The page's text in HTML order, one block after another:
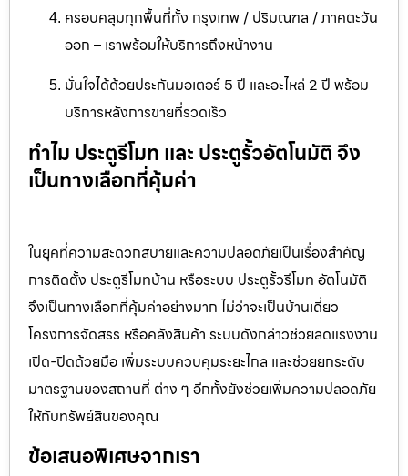
ครอบคลุมทุกพื้นที่ทั้ง กรุงเทพ / ปริมณฑล / ภาคตะวัน
ออก – เราพร้อมให้บริการถึงหน้างาน
มั่นใจได้ด้วยประกันมอเตอร์ 5 ปี และอะไหล่ 2 ปี พร้อม
บริการหลังการขายที่รวดเร็ว
ทำไม ประตูรีโมท และ ประตูรั้วอัตโนมัติ จึง
เป็นทางเลือกที่คุ้มค่า
ในยุคที่ความสะดวกสบายและความปลอดภัยเป็นเรื่องสำคัญ
การติดตั้ง ประตูรีโมทบ้าน หรือระบบ ประตูรั้วรีโมท อัตโนมัติ
จึงเป็นทางเลือกที่คุ้มค่าอย่างมาก ไม่ว่าจะเป็นบ้านเดี่ยว
โครงการจัดสรร หรือคลังสินค้า ระบบดังกล่าวช่วยลดแรงงาน
เปิด-ปิดด้วยมือ เพิ่มระบบควบคุมระยะไกล และช่วยยกระดับ
มาตรฐานของสถานที่ ต่าง ๆ อีกทั้งยังช่วยเพิ่มความปลอดภัย
ให้กับทรัพย์สินของคุณ
ข้อเสนอพิเศษจากเรา